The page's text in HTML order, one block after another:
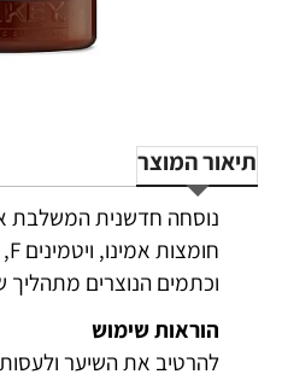
תיאור המוצר
נוסחה חדשנית המשלבת
וכתמים הנוצרים
הוראות שימוש